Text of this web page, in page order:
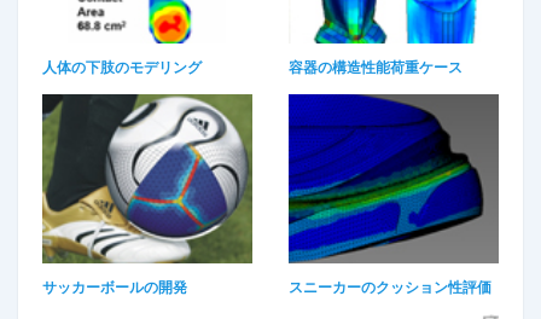
人体の下肢のモデリング 容器の構造性能荷重ケース
サッカーボールの開発 スニーカーのクッション性評価